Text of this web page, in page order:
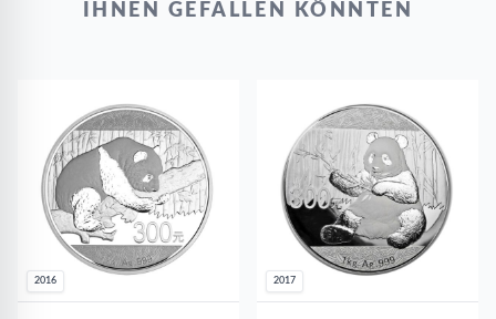
IHNEN GEFALLEN KÖNNTEN
2016 2017